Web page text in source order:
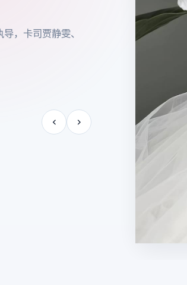
，卡司贾静雯、